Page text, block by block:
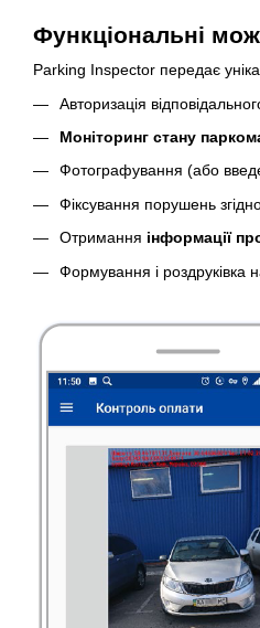
Функціональні
Parking Inspector передає
Авторизація
Моніторинг стану
Фотографування (або
Фіксування порушень
Отримання інформації
Формування і роздруківка